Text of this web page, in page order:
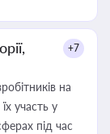
+7
на
участь у
під час